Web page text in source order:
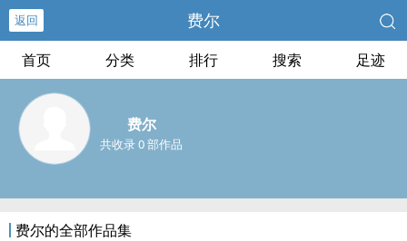
返回 费尔
首页 分类 排行 搜索 足迹
费尔
共收录 0 部作品
费尔的全部作品集